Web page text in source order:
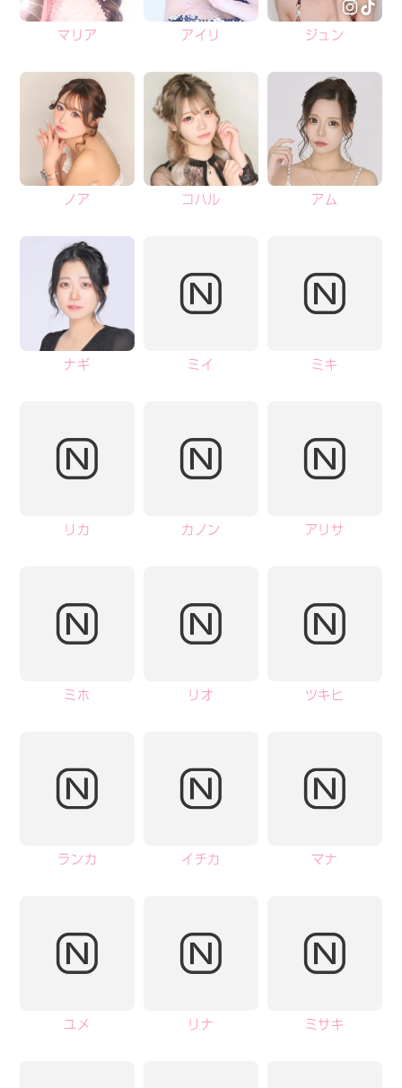
マリア アイリ ジュン
ノア コハル アム
ナギ ミイ ミキ
リカ カノン アリサ
ミホ リオ ツキヒ
ランカ イチカ マナ
ユメ リナ ミサキ